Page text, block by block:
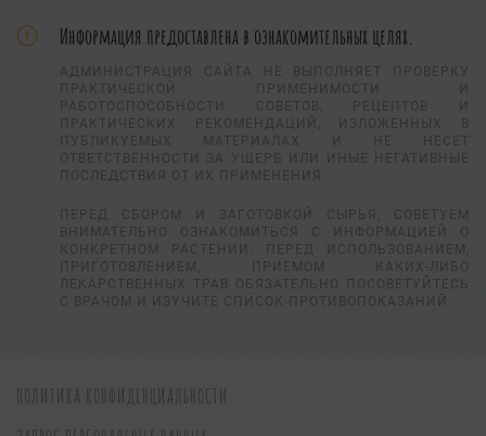
Информация предоставлена в ознакомительных целях.
АДМИНИСТРАЦИЯ САЙТА НЕ ВЫПОЛНЯЕТ ПРОВЕРКУ
ПРАКТИЧЕСКОЙ ПРИМЕНИМОСТИ И
РАБОТОСПОСОБНОСТИ СОВЕТОВ, РЕЦЕПТОВ И
ПРАКТИЧЕСКИХ РЕКОМЕНДАЦИЙ, ИЗЛОЖЕННЫХ В
ПУБЛИКУЕМЫХ МАТЕРИАЛАХ И НЕ НЕСЕТ
ОТВЕТСТВЕННОСТИ ЗА УЩЕРБ ИЛИ ИНЫЕ НЕГАТИВНЫЕ
ПОСЛЕДСТВИЯ ОТ ИХ ПРИМЕНЕНИЯ.
ПЕРЕД СБОРОМ И ЗАГОТОВКОЙ СЫРЬЯ, СОВЕТУЕМ
ВНИМАТЕЛЬНО ОЗНАКОМИТЬСЯ С ИНФОРМАЦИЕЙ О
КОНКРЕТНОМ РАСТЕНИИ. ПЕРЕД ИСПОЛЬЗОВАНИЕМ,
ПРИГОТОВЛЕНИЕМ, ПРИЕМОМ КАКИХ-ЛИБО
ЛЕКАРСТВЕННЫХ ТРАВ ОБЯЗАТЕЛЬНО ПОСОВЕТУЙТЕСЬ
С ВРАЧОМ И ИЗУЧИТЕ СПИСОК ПРОТИВОПОКАЗАНИЙ.
ПОЛИТИКА КОНФИДЕНЦИАЛЬНОСТИ